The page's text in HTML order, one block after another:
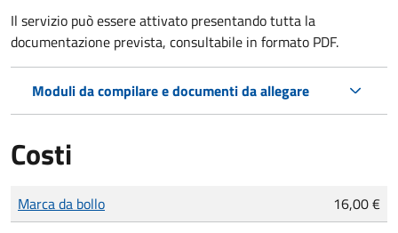
Il servizio può essere attivato presentando tutta la
documentazione prevista, consultabile in formato PDF.
Moduli da compilare e documenti da allegare
Costi
Tipo di pagamento
Importo
Marca da bollo 16,00 €